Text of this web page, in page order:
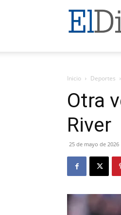
El
Digital
Neuquen
Inicio Deportes
Otra
River
25 de mayo de 2026